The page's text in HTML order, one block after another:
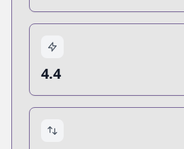
4.4